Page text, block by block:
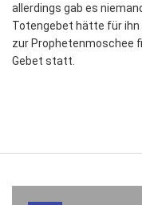
allerdings gab es
Totengebet hätte für ihn
zur Prophetenmoschee
Gebet statt.